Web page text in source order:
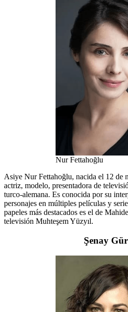
Nur Fettahoğlu
Asiye Nur Fettahoğlu, nacida el 12 de
actriz, modelo, presentadora de
turco-alemana. Es conocida por su
personajes en múltiples películas y
papeles más destacados es el de
televisión Muhteşem Yüzyıl.
Şenay